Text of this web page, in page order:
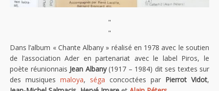
"
"
Dans l’album « Chante Albany » réalisé en 1978 avec le soutien
de l’association Ader en partenariat avec le label Piros, le
poète réunionnais Jean Albany(1917 – 1984) dit ses textes sur
des musiques maloya, séga concoctées par Pierrot Vidot,